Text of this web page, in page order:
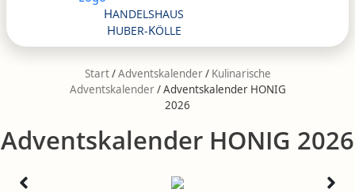
HANDELSHAUS
HUBER-KÖLLE
Start/Adventskalender/ Kulinarische
Advents­kalender/ Adventskalender HONIG
2026
Adventskalender HONIG 2026